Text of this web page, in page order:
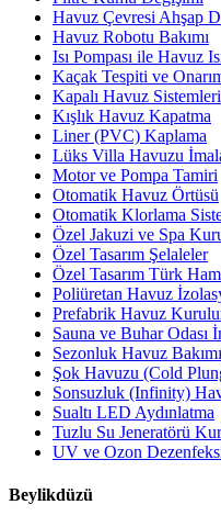
Havuz Çevresi Ahşap
Havuz Robotu Bakımı
Isı Pompası ile Havuz
Kaçak Tespiti ve
Kapalı Havuz Sistemleri
Kışlık Havuz Kapatma
Liner (PVC) Kaplama
Lüks Villa Havuzu
Motor ve Pompa Tamiri
Otomatik Havuz Örtüsü
Otomatik Klorlama
Özel Jakuzi ve Spa
Özel Tasarım Şelaleler
Özel Tasarım Türk
Poliüretan Havuz
Prefabrik Havuz
Sauna ve Buhar Odası
Sezonluk Havuz Bakımı
Şok Havuzu (Cold
Sonsuzluk (Infinity)
Sualtı LED Aydınlatma
Tuzlu Su Jeneratörü
UV ve Ozon
Beylikdüzü